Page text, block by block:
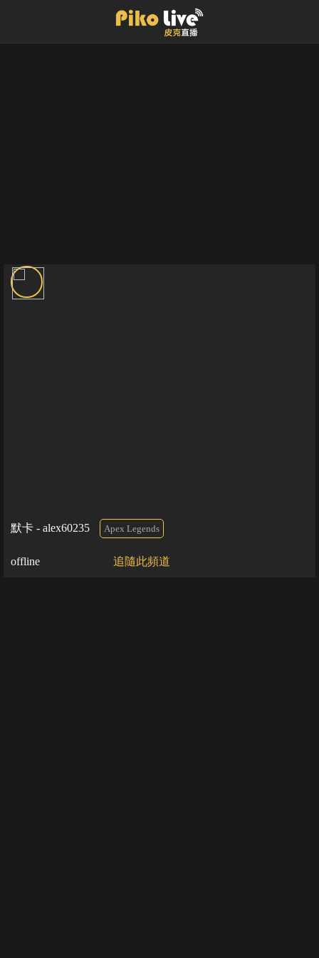
默卡 - alex60235 Apex Legends
offline 追隨此頻道